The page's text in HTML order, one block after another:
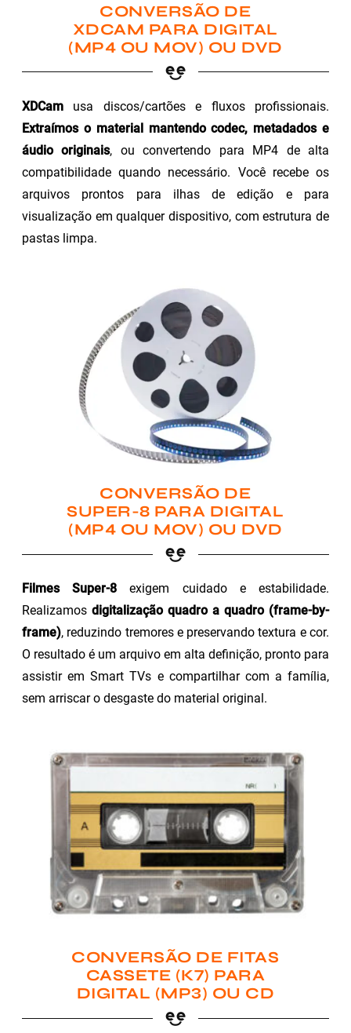
CONVERSÃO DE
XDCAM PARA DIGITAL
(MP4 OU MOV) OU DVD
XDCam usa discos/cartões e fluxos profissionais.
Extraímos o material mantendo codec, metadados e
áudio originais, ou convertendo para MP4 de alta
compatibilidade quando necessário. Você recebe os
arquivos prontos para ilhas de edição e para
visualização em qualquer dispositivo, com estrutura de
pastas limpa.
CONVERSÃO DE
SUPER-8 PARA DIGITAL
(MP4 OU MOV) OU DVD
Filmes Super-8 exigem cuidado e estabilidade.
Realizamos digitalização quadro a quadro (frame-by-
frame), reduzindo tremores e preservando textura e cor.
O resultado é um arquivo em alta definição, pronto para
assistir em Smart TVs e compartilhar com a família,
sem arriscar o desgaste do material original.
CONVERSÃO DE FITAS
CASSETE (K7) PARA
DIGITAL (MP3) OU CD